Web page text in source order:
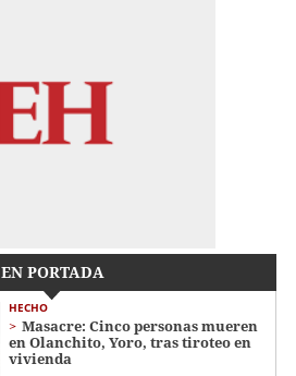
EN PORTADA
HECHO
Masacre: Cinco personas mueren
en Olanchito, Yoro, tras tiroteo en
vivienda